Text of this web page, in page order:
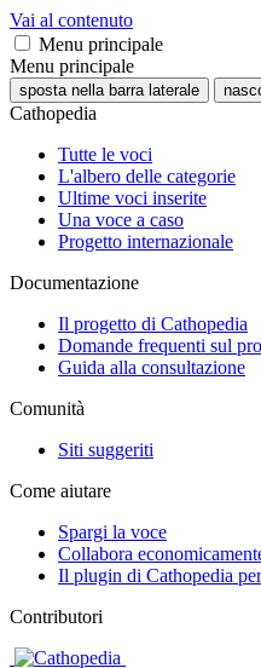
Vai al contenuto
Menu principale
Menu principale
sposta nella barra laterale
Cathopedia
Tutte le voci
L'albero delle categorie
Ultime voci inserite
Una voce a caso
Progetto internazionale
Documentazione
Il progetto di Cathopedia
Domande frequenti sul
Guida alla consultazione
Comunità
Siti suggeriti
Come aiutare
Spargi la voce
Collabora
Il plugin di Cathopedia
Contributori